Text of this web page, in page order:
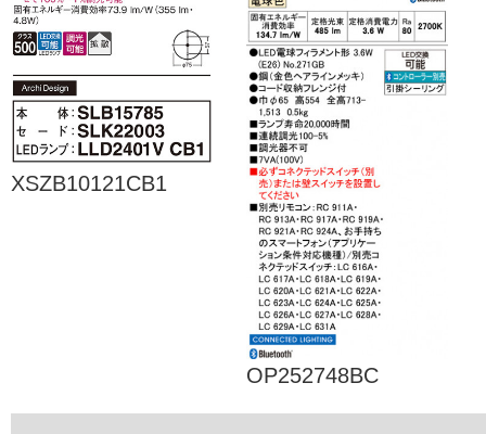
XSZB10121CB1
OP252748BC